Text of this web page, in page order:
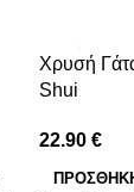
Χρυσή
Shui
22.90 €